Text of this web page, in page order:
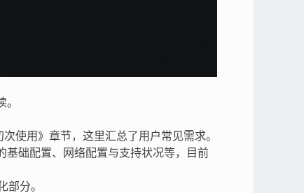
使用》章节，这里汇总了用户常见需求。
基础配置、网络配置与支持状况等，目前
分。